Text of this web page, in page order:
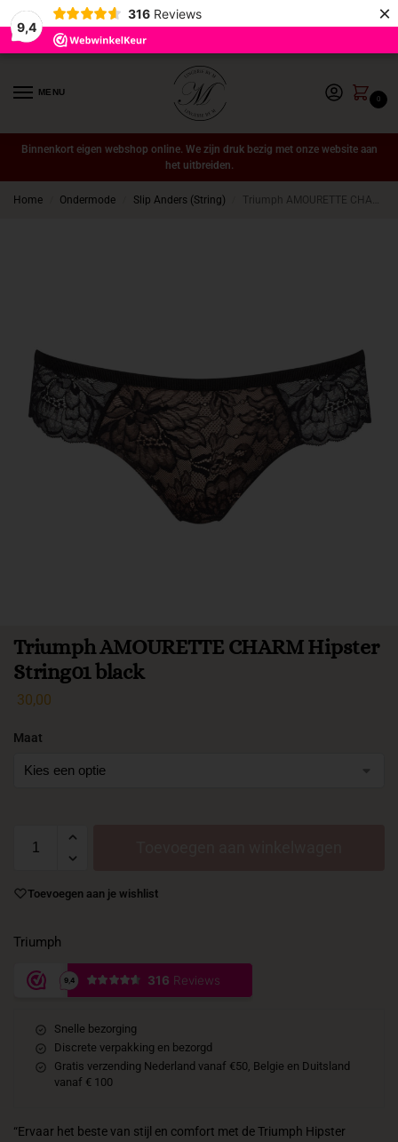
9,4
316 Reviews ×
MENU
0
Binnenkort eigen webshop online. We zijn druk bezig met onze website aan
het uitbreiden.
Home Ondermode Slip Anders (String) Triumph AMOURETTE CHARM Hipster String01 black
Triumph AMOURETTE CHARM Hipster
String01 black
30,00
Maat
Toevoegen aan je wishlist
Triumph
Snelle bezorging
Discrete verpakking en bezorgd
Gratis verzending Nederland vanaf €50, Belgie en Duitsland
vanaf € 100
“Ervaar het beste van stijl en comfort met de Triumph Hipster